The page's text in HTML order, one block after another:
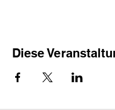
Hoe: in kleine groepen
Diese